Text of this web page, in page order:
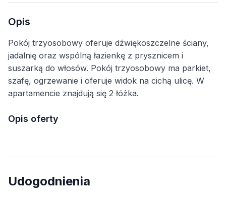
Opis
Pokój trzyosobowy oferuje dźwiękoszczelne ściany,
jadalnię oraz wspólną łazienkę z prysznicem i
suszarką do włosów. Pokój trzyosobowy ma parkiet,
szafę, ogrzewanie i oferuje widok na cichą ulicę. W
apartamencie znajdują się 2 łóżka.
Opis oferty
Udogodnienia